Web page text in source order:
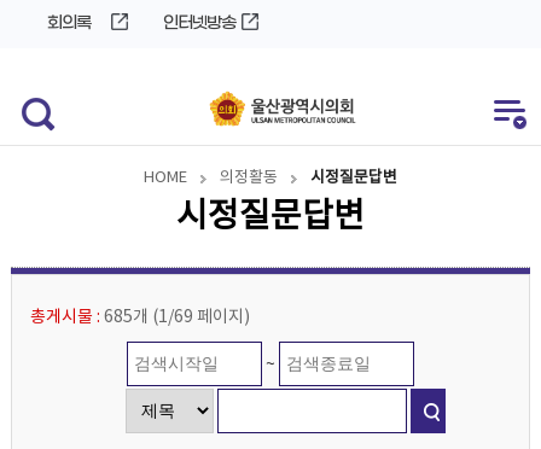
회의록 인터넷방송
HOME 의정활동 시정질문답변
시정질문답변
총게시물 : 685개 (1/69 페이지 )
~